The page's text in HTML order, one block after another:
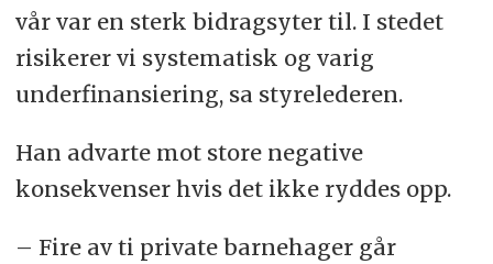
vår var en sterk bidragsyter til. I stedet
risikerer vi systematisk og varig
underfinansiering, sa styrelederen.
Han advarte mot store negative
konsekvenser hvis det ikke ryddes opp.
– Fire av ti private barnehager går